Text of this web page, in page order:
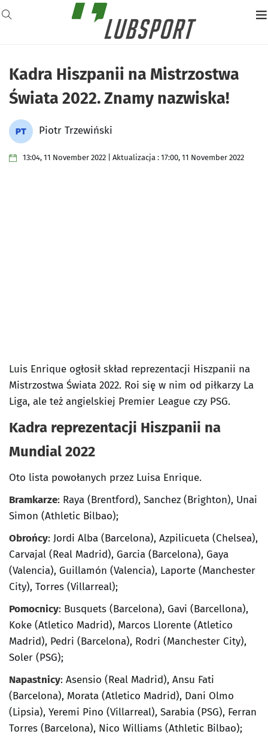
Kadra Hiszpanii na Mistrzostwa
Świata 2022. Znamy nazwiska!
Piotr Trzewiński
13:04, 11 November 2022 | Aktualizacja : 17:00, 11 November 2022
Luis Enrique ogłosił skład reprezentacji Hiszpanii na
Mistrzostwa Świata 2022. Roi się w nim od piłkarzy La
Liga, ale też angielskiej Premier League czy PSG.
Kadra reprezentacji Hiszpanii na
Mundial 2022
Oto lista powołanych przez Luisa Enrique.
Bramkarze: Raya (Brentford), Sanchez (Brighton), Unai
Simon (Athletic Bilbao);
Obrońcy: Jordi Alba (Barcelona), Azpilicueta (Chelsea),
Carvajal (Real Madrid), Garcia (Barcelona), Gaya
(Valencia), Guillamón (Valencia), Laporte (Manchester
City), Torres (Villarreal);
Pomocnicy: Busquets (Barcelona), Gavi (Barcellona),
Koke (Atletico Madrid), Marcos Llorente (Atletico
Madrid), Pedri (Barcelona), Rodri (Manchester City),
Soler (PSG);
Napastnicy: Asensio (Real Madrid), Ansu Fati
(Barcelona), Morata (Atletico Madrid), Dani Olmo
(Lipsia), Yeremi Pino (Villarreal), Sarabia (PSG), Ferran
Torres (Barcelona), Nico Williams (Athletic Bilbao);